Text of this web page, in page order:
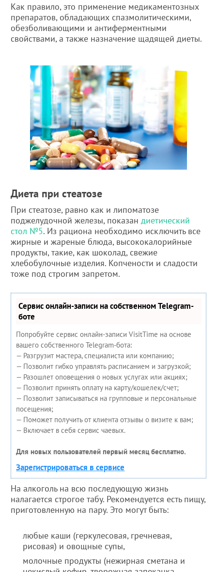
Как правило, это применение медикаментозных
препаратов, обладающих спазмолитическими,
обезболивающими и антиферментными
свойствами, а также назначение щадящей диеты.
Диета при стеатозе
При стеатозе, равно как и липоматозе
поджелудочной железы, показандиетический
стол №5. Из рациона необходимо исключить все
жирные и жареные блюда, высококалорийные
продукты, такие, как шоколад, свежие
хлебобулочные изделия. Копчености и сладости
тоже под строгим запретом.
Сервис онлайн-записи на собственном Telegram-
боте
Попробуйте сервис онлайн-записи VisitTime на основе
вашего собственного Telegram-бота:
— Разгрузит мастера, специалиста или компанию;
— Позволит гибко управлять расписанием и загрузкой;
— Разошлет оповещения о новых услугах или акциях;
— Позволит принять оплату на карту/кошелек/счет;
— Позволит записываться на групповые и персональные
посещения;
— Поможет получить от клиента отзывы о визите к вам;
— Включает в себя сервис чаевых.
Для новых пользователей первый месяц бесплатно.
Зарегистрироваться в сервисе
На алкоголь на всю последующую жизнь
налагается строгое табу. Рекомендуется есть пищу,
приготовленную на пару. Это могут быть:
любые каши (геркулесовая, гречневая,
рисовая) и овощные супы,
молочные продукты (нежирная сметана и